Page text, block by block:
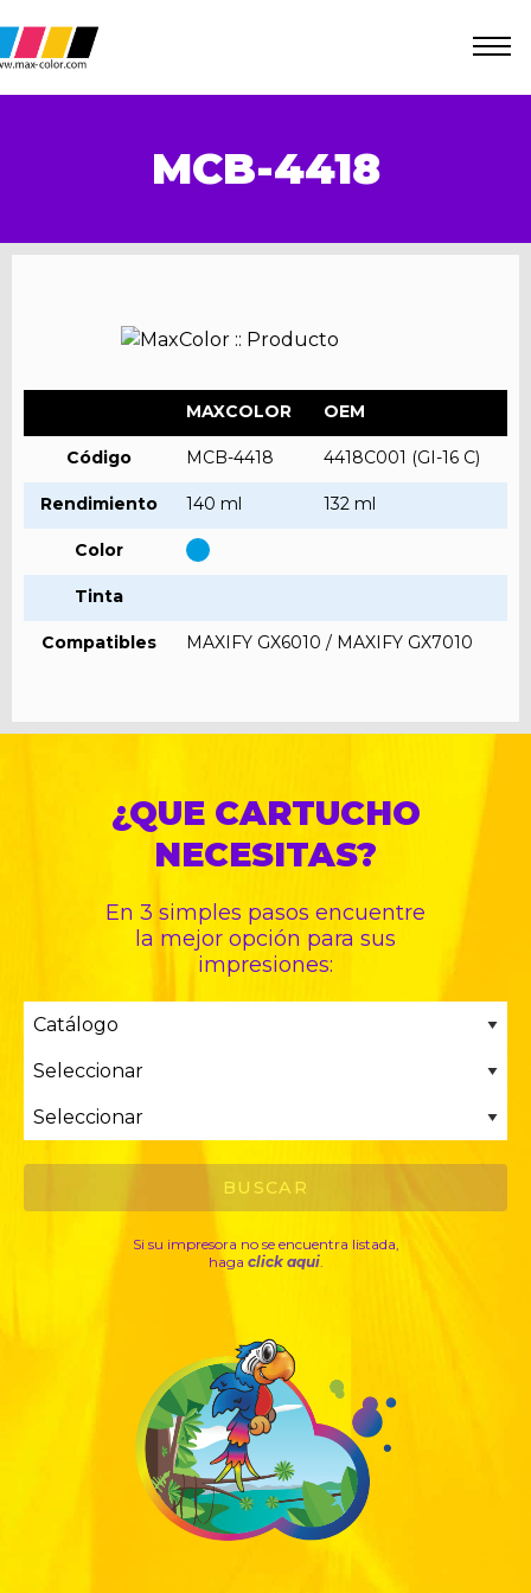
MCB-4418
MAXCOLOR OEM
Código MCB-4418 4418C001 (GI-16 C)
Rendimiento 140 ml 132 ml
Color
Tinta
Compatibles MAXIFY GX6010 / MAXIFY GX7010
¿QUE CARTUCHO
NECESITAS?
En 3 simples pasos encuentre
la mejor opción para sus
impresiones:
Si su impresora no se encuentra listada,
haga click aqui.